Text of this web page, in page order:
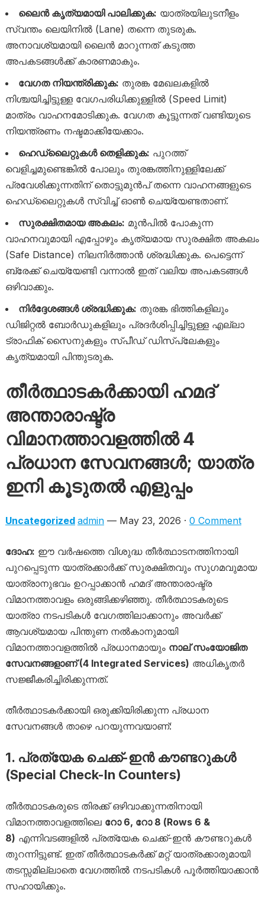
ലൈൻ കൃത്യമായി പാലിക്കുക: യാത്രയിലുടനീളം
സ്വന്തം ലെയിനിൽ (Lane) തന്നെ തുടരുക.
അനാവശ്യമായി ലൈൻ മാറുന്നത് കടുത്ത
അപകടങ്ങൾക്ക് കാരണമാകും.
വേഗത നിയന്ത്രിക്കുക: തുരങ്ക മേഖലകളിൽ
നിശ്ചയിച്ചിട്ടുള്ള വേഗപരിധിക്കുള്ളിൽ (Speed Limit)
മാത്രം വാഹനമോടിക്കുക. വേഗത കൂട്ടുന്നത് വണ്ടിയുടെ
നിയന്ത്രണം നഷ്ടമാക്കിയേക്കാം.
ഹെഡ്‌ലൈറ്റുകൾ തെളിക്കുക: പുറത്ത്
വെളിച്ചമുണ്ടെങ്കിൽ പോലും തുരങ്കത്തിനുള്ളിലേക്ക്
പ്രവേശിക്കുന്നതിന് തൊട്ടുമുൻപ് തന്നെ വാഹനങ്ങളുടെ
ഹെഡ്‌ലൈറ്റുകൾ സ്വിച്ച് ഓൺ ചെയ്യേണ്ടതാണ്.
സുരക്ഷിതമായ അകലം: മുൻപിൽ പോകുന്ന
വാഹനവുമായി എപ്പോഴും കൃത്യമായ സുരക്ഷിത അകലം
(Safe Distance) നിലനിർത്താൻ ശ്രദ്ധിക്കുക. പെട്ടെന്ന്
ബ്രേക്ക് ചെയ്യേണ്ടി വന്നാൽ ഇത് വലിയ അപകടങ്ങൾ
ഒഴിവാക്കും.
നിർദ്ദേശങ്ങൾ ശ്രദ്ധിക്കുക: തുരങ്ക ഭിത്തികളിലും
ഡിജിറ്റൽ ബോർഡുകളിലും പ്രദർശിപ്പിച്ചിട്ടുള്ള എല്ലാ
ട്രാഫിക് സൈനുകളും സ്പീഡ് ഡിസ്പ്ലേകളും
കൃത്യമായി പിന്തുടരുക.
തീർത്ഥാടകർക്കായി ഹമദ്
അന്താരാഷ്ട്ര
വിമാനത്താവളത്തിൽ 4
പ്രധാന സേവനങ്ങൾ; യാത്ര
ഇനി കൂടുതൽ എളുപ്പം
Uncategorized admin— May 23, 2026 · 0 Comment
ദോഹ: ഈ വർഷത്തെ വിശുദ്ധ തീർത്ഥാടനത്തിനായി
പുറപ്പെടുന്ന യാത്രക്കാർക്ക് സുരക്ഷിതവും സുഗമവുമായ
യാത്രാനുഭവം ഉറപ്പാക്കാൻ ഹമദ് അന്താരാഷ്ട്ര
വിമാനത്താവളം ഒരുങ്ങിക്കഴിഞ്ഞു. തീർത്ഥാടകരുടെ
യാത്രാ നടപടികൾ വേഗത്തിലാക്കാനും അവർക്ക്
ആവശ്യമായ പിന്തുണ നൽകാനുമായി
വിമാനത്താവളത്തിൽ പ്രധാനമായും നാല് സംയോജിത
സേവനങ്ങളാണ് (4 Integrated Services) അധികൃതർ
സജ്ജീകരിച്ചിരിക്കുന്നത്.
തീർത്ഥാടകർക്കായി ഒരുക്കിയിരിക്കുന്ന പ്രധാന
സേവനങ്ങൾ താഴെ പറയുന്നവയാണ്:
1. പ്രത്യേക ചെക്ക്-ഇൻ കൗണ്ടറുകൾ
(Special Check-In Counters)
തീർത്ഥാടകരുടെ തിരക്ക് ഒഴിവാക്കുന്നതിനായി
വിമാനത്താവളത്തിലെ റോ 6, റോ 8 (Rows 6 &
8) എന്നിവടങ്ങളിൽ പ്രത്യേക ചെക്ക്-ഇൻ കൗണ്ടറുകൾ
തുറന്നിട്ടുണ്ട്. ഇത് തീർത്ഥാടകർക്ക് മറ്റ് യാത്രക്കാരുമായി
തടസ്സമില്ലാതെ വേഗത്തിൽ നടപടികൾ പൂർത്തിയാക്കാൻ
സഹായിക്കും.